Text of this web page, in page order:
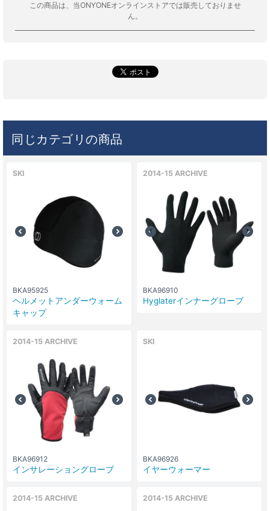
この商品は、当ONYONEオンラインストアでは販売しておりませ
ん。
同じカテゴリの商品
SKI
BKA95925
ヘルメットアンダーウォーム
キャップ
2014-15 ARCHIVE
BKA96910
Hyglaterインナーグローブ
2014-15 ARCHIVE
BKA96912
インサレーショングローブ
SKI
BKA96926
イヤーウォーマー
2014-15 ARCHIVE 2014-15 ARCHIVE